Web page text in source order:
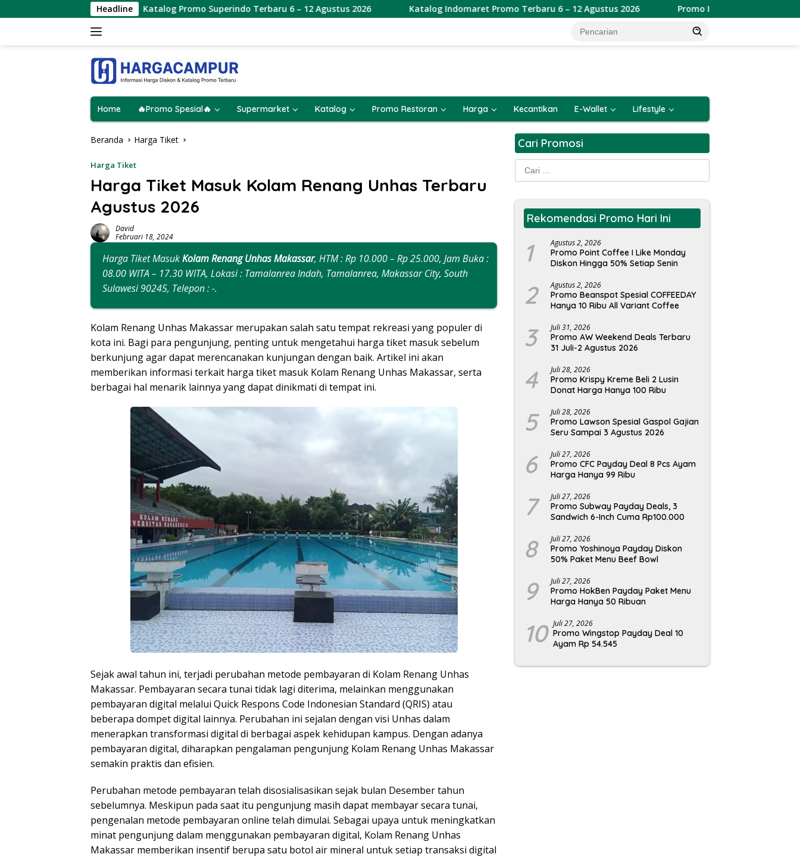
ke
Headline
Katalog Promo Superindo Terbaru 6 – 12 Agustus 2026 Katalog Indomaret Promo Terbaru 6 – 12 Agustus 2026 Promo Indomaret Paling Murah Terbaru 6
Home 🔥Promo Spesial🔥 Supermarket Katalog Promo Restoran Harga Kecantikan E-Wallet Lifestyle
Beranda Harga Tiket
Harga Tiket
Harga Tiket Masuk Kolam Renang Unhas Terbaru
Agustus 2026
David
Februari 18, 2024
Harga Tiket MasukKolam Renang Unhas Makassar, HTM : Rp 10.000 – Rp 25.000, Jam Buka :
08.00 WITA – 17.30 WITA, Lokasi : Tamalanrea Indah, Tamalanrea, Makassar City, South
Sulawesi 90245, Telepon : -.
Kolam Renang Unhas Makassar merupakan salah satu tempat rekreasi yang populer di
kota ini. Bagi para pengunjung, penting untuk mengetahui harga tiket masuk sebelum
berkunjung agar dapat merencanakan kunjungan dengan baik. Artikel ini akan
memberikan informasi terkait harga tiket masuk Kolam Renang Unhas Makassar, serta
berbagai hal menarik lainnya yang dapat dinikmati di tempat ini.
Sejak awal tahun ini, terjadi perubahan metode pembayaran di Kolam Renang Unhas
Makassar. Pembayaran secara tunai tidak lagi diterima, melainkan menggunakan
pembayaran digital melalui Quick Respons Code Indonesian Standard (QRIS) atau
beberapa dompet digital lainnya. Perubahan ini sejalan dengan visi Unhas dalam
menerapkan transformasi digital di berbagai aspek kehidupan kampus. Dengan adanya
pembayaran digital, diharapkan pengalaman pengunjung Kolam Renang Unhas Makassar
semakin praktis dan efisien.
Perubahan metode pembayaran telah disosialisasikan sejak bulan Desember tahun
sebelumnya. Meskipun pada saat itu pengunjung masih dapat membayar secara tunai,
pengenalan metode pembayaran online telah dimulai. Sebagai upaya untuk meningkatkan
minat pengunjung dalam menggunakan pembayaran digital, Kolam Renang Unhas
Makassar memberikan insentif berupa satu botol air mineral untuk setiap transaksi digital
Cari Promosi
Cari
untuk:
Rekomendasi Promo Hari Ini
1 Agustus 2, 2026
Promo Point Coffee I Like Monday
Diskon Hingga 50% Setiap Senin
2 Agustus 2, 2026
Promo Beanspot Spesial COFFEEDAY
Hanya 10 Ribu All Variant Coffee
3 Juli 31, 2026
Promo AW Weekend Deals Terbaru
31 Juli-2 Agustus 2026
4 Juli 28, 2026
Promo Krispy Kreme Beli 2 Lusin
Donat Harga Hanya 100 Ribu
5 Juli 28, 2026
Promo Lawson Spesial Gaspol Gajian
Seru Sampai 3 Agustus 2026
6 Juli 27, 2026
Promo CFC Payday Deal 8 Pcs Ayam
Harga Hanya 99 Ribu
7 Juli 27, 2026
Promo Subway Payday Deals, 3
Sandwich 6-Inch Cuma Rp100.000
8 Juli 27, 2026
Promo Yoshinoya Payday Diskon
50% Paket Menu Beef Bowl
9 Juli 27, 2026
Promo HokBen Payday Paket Menu
Harga Hanya 50 Ribuan
10 Juli 27, 2026
Promo Wingstop Payday Deal 10
Ayam Rp 54.545